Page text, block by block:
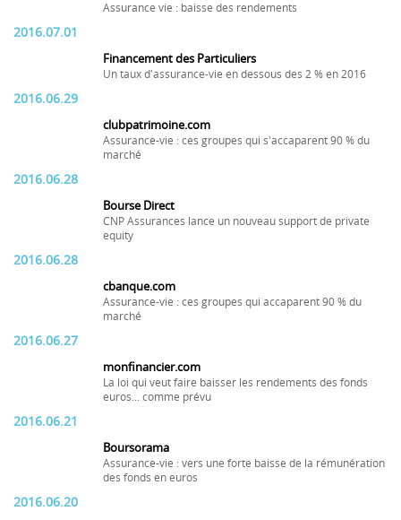
Assurance vie : baisse des rendements
2016.07.01
Financement des Particuliers
Un taux d'assurance-vie en dessous des 2 % en 2016
2016.06.29
clubpatrimoine.com
Assurance-vie : ces groupes qui s'accaparent 90 % du
marché
2016.06.28
Bourse Direct
CNP Assurances lance un nouveau support de private
equity
2016.06.28
cbanque.com
Assurance-vie : ces groupes qui accaparent 90 % du
marché
2016.06.27
monfinancier.com
La loi qui veut faire baisser les rendements des fonds
euros... comme prévu
2016.06.21
Boursorama
Assurance-vie : vers une forte baisse de la rémunération
des fonds en euros
2016.06.20